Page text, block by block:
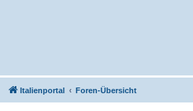
Italienportal Foren-Übersicht